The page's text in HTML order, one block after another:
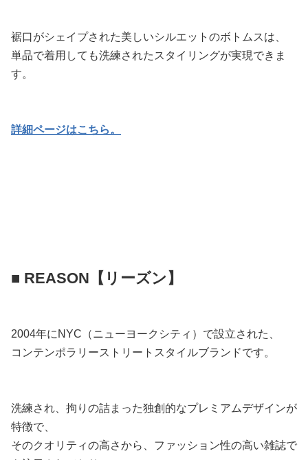
裾口がシェイプされた美しいシルエットのボトムスは、
単品で着用しても洗練されたスタイリングが実現できま
す。
詳細ページはこちら。
■ REASON【リーズン】
2004年にNYC（ニューヨークシティ）で設立された、
コンテンポラリーストリートスタイルブランドです。
洗練され、拘りの詰まった独創的なプレミアムデザインが
特徴で、
そのクオリティの高さから、ファッション性の高い雑誌で